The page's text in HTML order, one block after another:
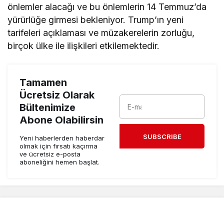
önlemler alacağı ve bu önlemlerin 14 Temmuz’da
yürürlüğe girmesi bekleniyor. Trump’ın yeni
tarifeleri açıklaması ve müzakerelerin zorluğu,
birçok ülke ile ilişkileri etkilemektedir.
Tamamen
Ücretsiz Olarak
Bültenimize
Abone Olabilirsin
Yeni haberlerden haberdar
olmak için fırsatı kaçırma
ve ücretsiz e-posta
aboneliğini hemen başlat.
SUBSCRIBE